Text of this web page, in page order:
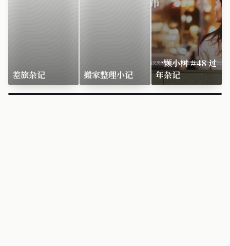
差旅杂记 搬家整理小记
一颗小树 #48 过
年杂记